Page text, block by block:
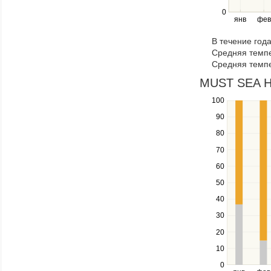
янв фев
0
right
navigate
through
items
in
a
series.
В течение
Средняя
Средняя
MUST SEA
0
10
20
30
40
50
60
70
80
90
100
Use
the
and
down
to
navigate
series.
Use
the
and
right